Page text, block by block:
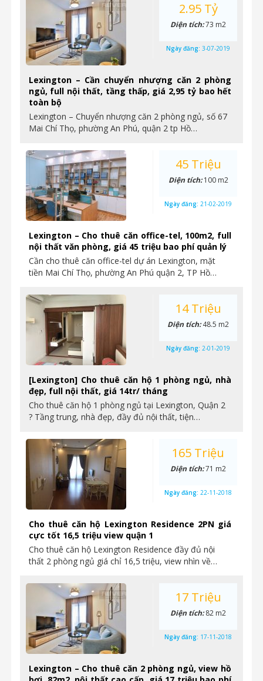
Lexington – Cần chuyển nhượng căn 2 phòng
ngủ, full nội thất, tầng thấp, giá 2,95 tỷ bao hết
toàn bộ
Lexington – Chuyển nhượng căn 2 phòng ngủ, số 67
Mai Chí Thọ, phường An Phú, quận 2 tp Hồ…
2.95 Tỷ
Diện tích:73 m2
Ngày đăng: 3-07-2019
Lexington – Cho thuê căn office-tel, 100m2, full
nội thất văn phòng, giá 45 triệu bao phí quản lý
Cần cho thuê căn office-tel dự án Lexington, mặt
tiền Mai Chí Thọ, phường An Phú quận 2, TP Hồ…
45 Triệu
Diện tích:100 m2
Ngày đăng: 21-02-2019
[Lexington] Cho thuê căn hộ 1 phòng ngủ, nhà
đẹp, full nội thất, giá 14tr/ tháng
Cho thuê căn hộ 1 phòng ngủ tại Lexington, Quận 2
? Tầng trung, nhà đẹp, đầy đủ nội thất, tiện…
14 Triệu
Diện tích:48.5 m2
Ngày đăng: 2-01-2019
Cho thuê căn hộ Lexington Residence 2PN giá
cực tốt 16,5 triệu view quận 1
Cho thuê căn hộ Lexington Residence đầy đủ nội
thất 2 phòng ngủ giá chỉ 16,5 triệu, view nhìn về…
165 Triệu
Diện tích:71 m2
Ngày đăng: 22-11-2018
Lexington – Cho thuê căn 2 phòng ngủ, view hồ
17 Triệu
Diện tích:82 m2
Ngày đăng: 17-11-2018